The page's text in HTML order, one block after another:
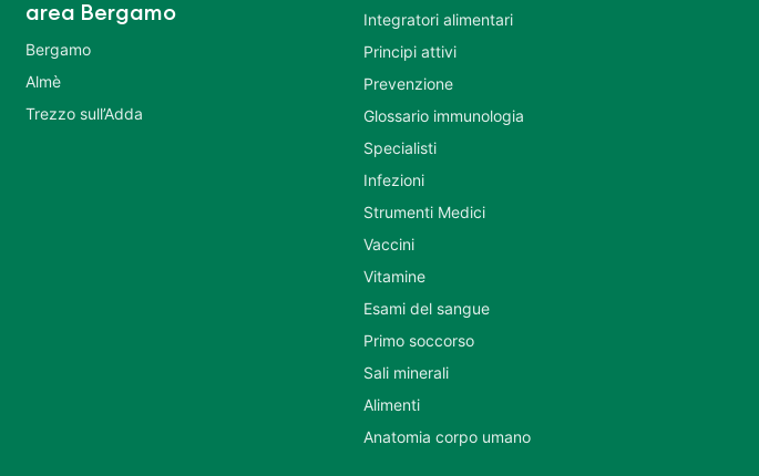
area Bergamo
Bergamo
Almè
Trezzo sull’Adda
Integratori alimentari
Principi attivi
Prevenzione
Glossario immunologia
Specialisti
Infezioni
Strumenti Medici
Vaccini
Vitamine
Esami del sangue
Primo soccorso
Sali minerali
Alimenti
Anatomia corpo umano